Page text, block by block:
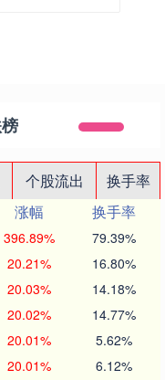
个股流出
换手率
涨幅
换手率
396.89% 79.39%
20.21% 16.80%
20.03% 14.18%
20.02% 14.77%
20.01% 5.62%
20.01% 6.12%